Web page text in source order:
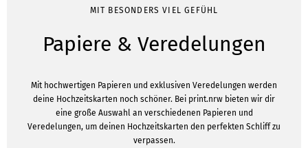
MIT BESONDERS VIEL GEFÜHL
Papiere & Veredelungen
Mit hochwertigen Papieren und exklusiven Veredelungen werden
deine Hochzeitskarten noch schöner. Bei print.nrw bieten wir dir
eine große Auswahl an verschiedenen Papieren und
Veredelungen, um deinen Hochzeitskarten den perfekten Schliff zu
verpassen.